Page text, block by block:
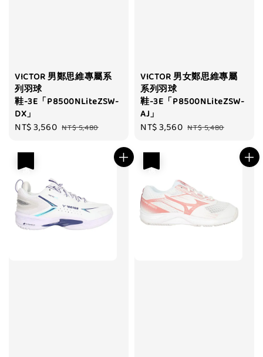
VICTOR 男鄭思維專屬系
列羽球
鞋-3E「P8500NLiteZSW-
DX」
Sale
NT$ 3,560 Regular
NT$ 5,480
VICTOR 男女鄭思維專屬
系列羽球
鞋-3E「P8500NLiteZSW-
AJ」
Sale
NT$ 3,560 Regular
NT$ 5,480